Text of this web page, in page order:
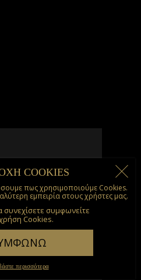
από go creations
COOKIES
πως χρησιμοποιούμε Cookies.
εμπειρία στους χρήστες μας.
συνεχίσετε συμφωνείτε
Cookies.
περισσότερα